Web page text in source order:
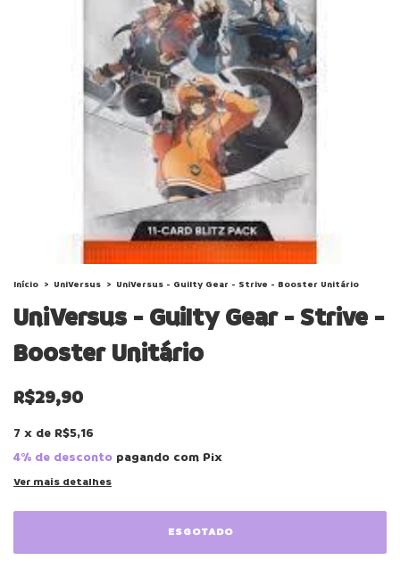
Início > UniVersus > UniVersus - Guilty Gear - Strive - Booster Unitário
UniVersus - Guilty Gear - Strive -
Booster Unitário
R$29,90
7 x de R$5,16
4% de desconto pagando com Pix
Ver mais detalhes